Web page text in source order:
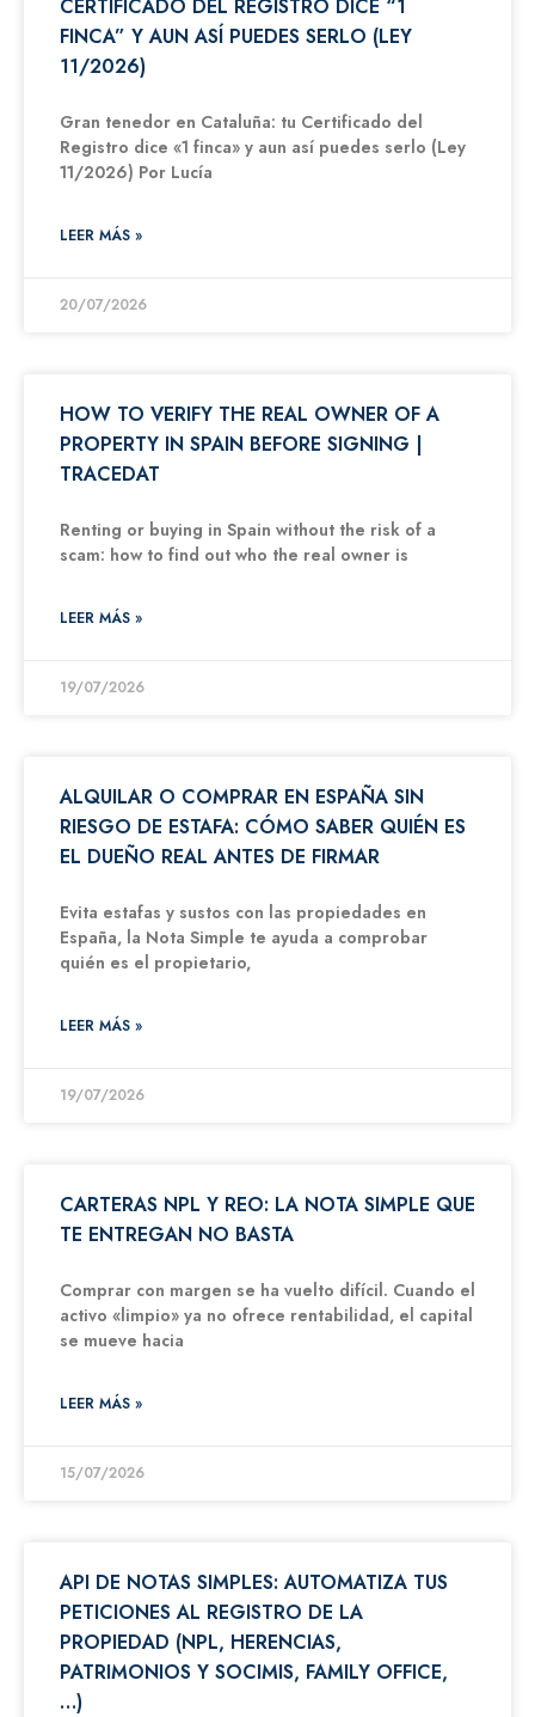
CERTIFICADO DEL REGISTRO DICE “1
FINCA” Y AUN ASÍ PUEDES SERLO (LEY
11/2026)
Gran tenedor en Cataluña: tu Certificado del
Registro dice «1 finca» y aun así puedes serlo (Ley
11/2026) Por Lucía
LEER MÁS »
20/07/2026
HOW TO VERIFY THE REAL OWNER OF A
PROPERTY IN SPAIN BEFORE SIGNING |
TRACEDAT
Renting or buying in Spain without the risk of a
scam: how to find out who the real owner is
LEER MÁS »
19/07/2026
ALQUILAR O COMPRAR EN ESPAÑA SIN
RIESGO DE ESTAFA: CÓMO SABER QUIÉN ES
EL DUEÑO REAL ANTES DE FIRMAR
Evita estafas y sustos con las propiedades en
España, la Nota Simple te ayuda a comprobar
quién es el propietario,
LEER MÁS »
19/07/2026
CARTERAS NPL Y REO: LA NOTA SIMPLE QUE
TE ENTREGAN NO BASTA
Comprar con margen se ha vuelto difícil. Cuando el
activo «limpio» ya no ofrece rentabilidad, el capital
se mueve hacia
LEER MÁS »
15/07/2026
API DE NOTAS SIMPLES: AUTOMATIZA TUS
PETICIONES AL REGISTRO DE LA
PROPIEDAD (NPL, HERENCIAS,
PATRIMONIOS Y SOCIMIS, FAMILY OFFICE,
…)